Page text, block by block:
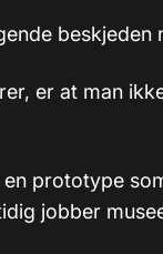
beskjeden
er at man
prototype
jobber